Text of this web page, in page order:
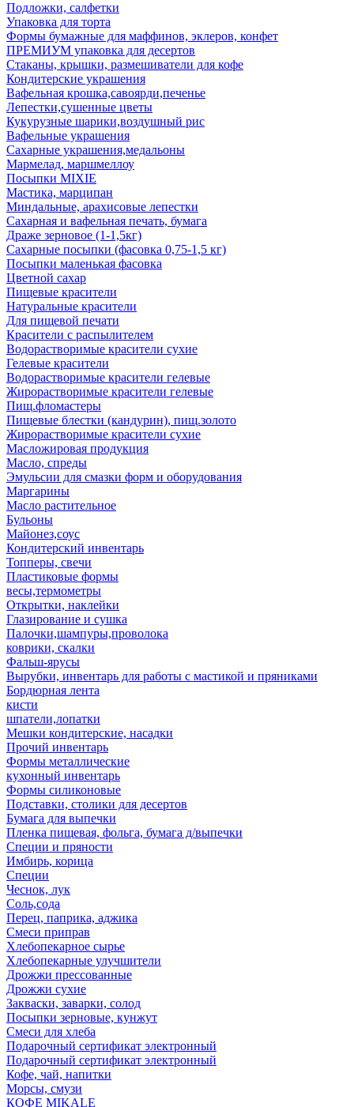
Подложки, салфетки
Упаковка для торта
Формы бумажные для маффинов, эклеров, конфет
ПРЕМИУМ упаковка для десертов
Стаканы, крышки, размешиватели для кофе
Кондитерские украшения
Вафельная крошка,савоярди,печенье
Лепестки,сушенные цветы
Кукурузные шарики,воздушный рис
Вафельные украшения
Сахарные украшения,медальоны
Мармелад, маршмеллоу
Посыпки MIXIE
Мастика, марципан
Миндальные, арахисовые лепестки
Сахарная и вафельная печать, бумага
Драже зерновое (1-1,5кг)
Сахарные посыпки (фасовка 0,75-1,5 кг)
Посыпки маленькая фасовка
Цветной сахар
Пищевые красители
Натуральные красители
Для пищевой печати
Красители с распылителем
Водорастворимые красители сухие
Гелевые красители
Водорастворимые красители гелевые
Жирорастворимые красители гелевые
Пищ.фломастеры
Пищевые блестки (кандурин), пищ.золото
Жирорастворимые красители сухие
Масложировая продукция
Масло, спреды
Эмульсии для смазки форм и оборудования
Маргарины
Масло растительное
Бульоны
Майонез,соус
Кондитерский инвентарь
Топперы, свечи
Пластиковые формы
весы,термометры
Открытки, наклейки
Глазирование и сушка
Палочки,шампуры,проволока
коврики, скалки
Фальш-ярусы
Вырубки, инвентарь для работы с мастикой и пряниками
Бордюрная лента
кисти
шпатели,лопатки
Мешки кондитерские, насадки
Прочий инвентарь
Формы металлические
кухонный инвентарь
Формы силиконовые
Подставки, столики для десертов
Бумага для выпечки
Пленка пищевая, фольга, бумага д/выпечки
Специи и пряности
Имбирь, корица
Специи
Чеснок, лук
Соль,сода
Перец, паприка, аджика
Смеси приправ
Хлебопекарное сырье
Хлебопекарные улучшители
Дрожжи прессованные
Дрожжи сухие
Закваски, заварки, солод
Посыпки зерновые, кунжут
Смеси для хлеба
Подарочный сертификат электронный
Подарочный сертификат электронный
Кофе, чай, напитки
Морсы, смузи
КОФЕ MIKALE